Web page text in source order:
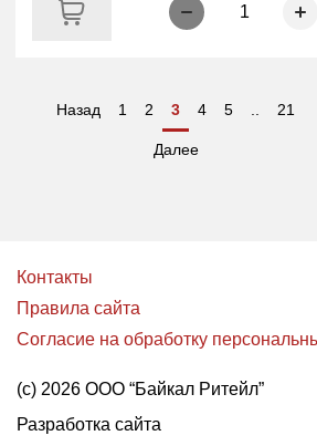
1
Назад 1 2 3 4 5 21
Далее
Контакты
Правила сайта
Согласие на обработку
(с) 2026 ООО “Байкал Ритейл”
Разработка сайта